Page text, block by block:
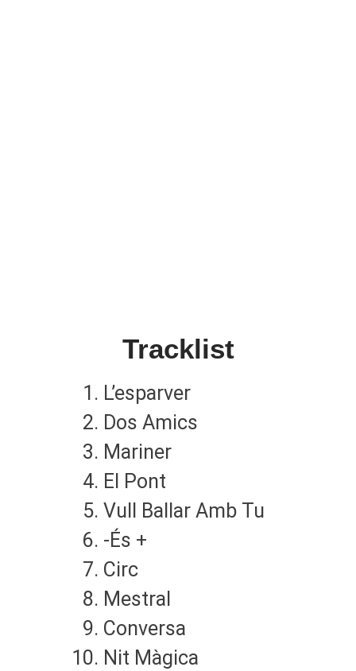
Tracklist
L’esparver
Dos Amics
Mariner
El Pont
Vull Ballar Amb Tu
-És +
Circ
Mestral
Conversa
Nit Màgica